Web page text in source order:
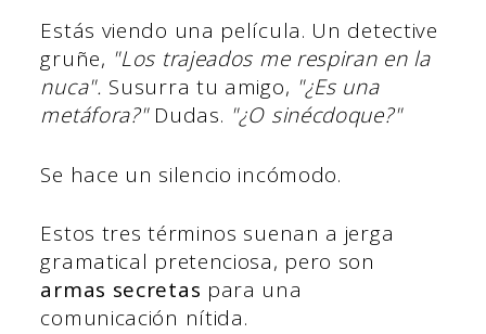
Estás viendo una película. Un detective
gruñe, "Los trajeados me respiran en la
nuca". Susurra tu amigo, "¿Es una
metáfora?"Dudas. "¿O sinécdoque?"
Se hace un silencio incómodo.
Estos tres términos suenan a jerga
gramatical pretenciosa, pero son
armas secretas para una
comunicación nítida.